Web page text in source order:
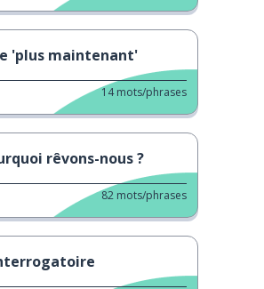
'plus maintenant'
14 mots/phrases
rêvons-nous ?
82 mots/phrases